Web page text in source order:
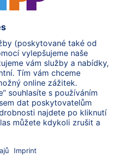
údajů
údajů (BabyClub)
údajů (Fotosoutěž)
webové stránky
(Fotosoutěž)
Práva Imprint